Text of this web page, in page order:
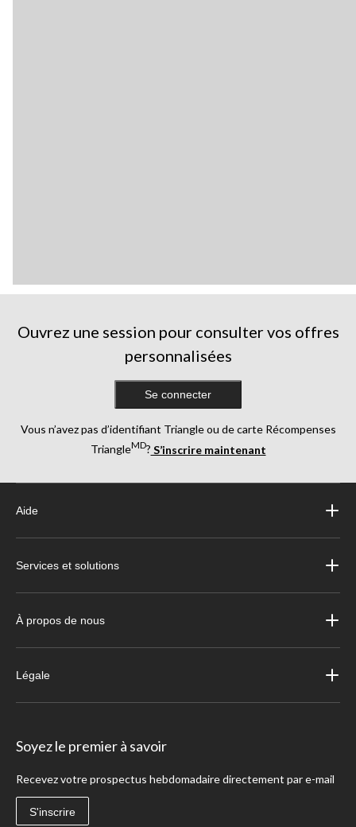
Ouvrez une session pour consulter vos offres
personnalisées
Se connecter
Vous n’avez pas d’identifiant Triangle ou de carte Récompenses
TriangleMD? S’inscrire maintenant
Aide
Services et solutions
À propos de nous
Légale
Soyez le premier à savoir
Recevez votre prospectus hebdomadaire directement par e-mail
S'inscrire